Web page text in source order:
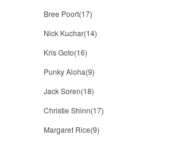
Bree Poort(17)
Nick Kuchar(14)
Kris Goto(16)
Punky Aloha(9)
Jack Soren(18)
Christie Shinn(17)
Margaret Rice(9)